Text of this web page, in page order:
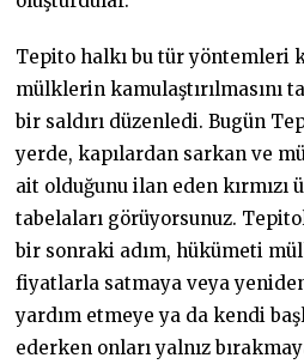
Tepito halkı bu tür yöntemleri
mülklerin kamulaştırılmasını
bir saldırı düzenledi. Bugün
yerde, kapılardan sarkan ve
ait olduğunu ilan eden kırmızı
tabelaları görüyorsunuz.
bir sonraki adım, hükümeti
fiyatlarla satmaya veya
yardım etmeye ya da kendi
ederken onları yalnız